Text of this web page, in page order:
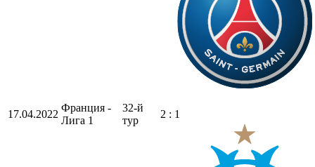
17.04.2022
Франция -
Лига 1
32-й
тур
2 : 1